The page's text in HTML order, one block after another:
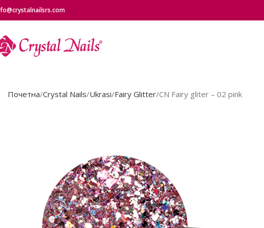
Почетна Crystal Nails Ukrasi Fairy Glitter CN Fairy gliter – 02 pink